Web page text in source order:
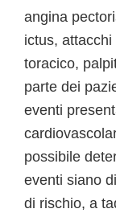
angina
ictus,
toracico,
parte dei
eventi
possibile
eventi siano
di rischio, a